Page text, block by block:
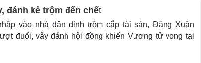
đánh kẻ trộm đến chết
vào nhà dân định trộm cắp tài sản, Đặng Xuân
đuổi, vây đánh hội đồng khiến Vương tử vong tại